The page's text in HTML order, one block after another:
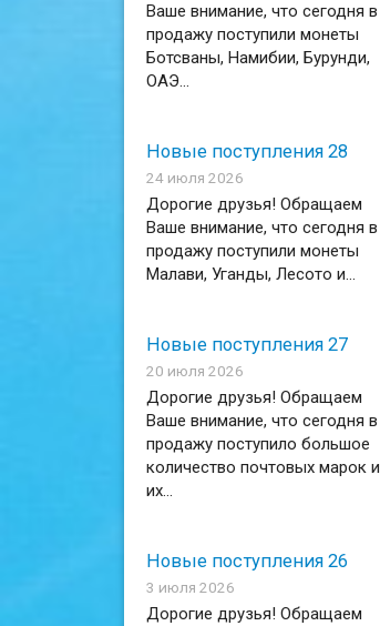
Ваше внимание, что сегодня в
продажу поступили монеты
Ботсваны, Намибии, Бурунди,
ОАЭ...
Новые поступления 28
24 июля 2026
Дорогие друзья! Обращаем
Ваше внимание, что сегодня в
продажу поступили монеты
Малави, Уганды, Лесото и...
Новые поступления 27
20 июля 2026
Дорогие друзья! Обращаем
Ваше внимание, что сегодня в
продажу поступило большое
количество почтовых марок и
их...
Новые поступления 26
3 июля 2026
Дорогие друзья! Обращаем